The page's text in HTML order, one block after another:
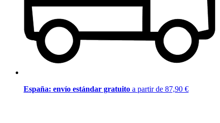
España: envío estándar gratuito a partir de 87,90 €